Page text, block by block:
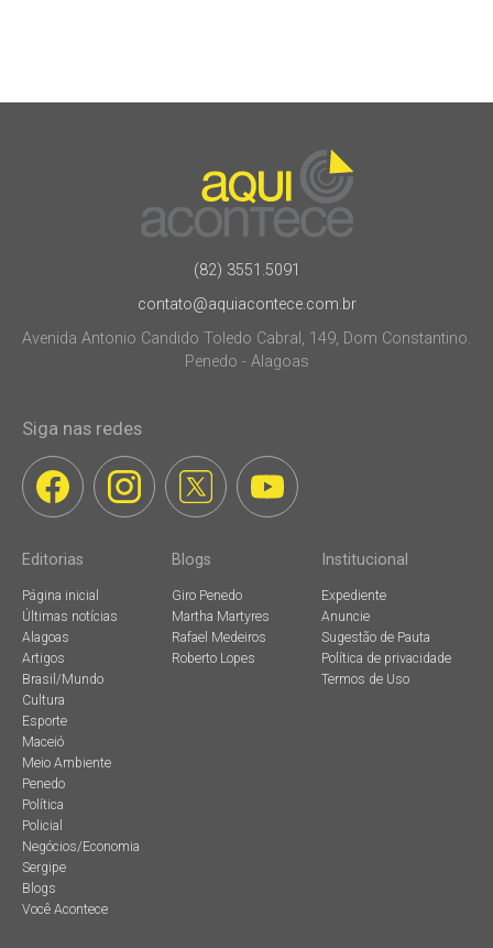
(82) 3551.5091
contato@aquiacontece.com.br
Avenida Antonio Candido Toledo Cabral, 149, Dom Constantino.
Penedo - Alagoas
Siga nas redes
Editorias
Página inicial
Últimas notícias
Alagoas
Artigos
Brasil/Mundo
Cultura
Esporte
Maceió
Meio Ambiente
Penedo
Política
Policial
Negócios/Economia
Sergipe
Blogs
Você Acontece
Blogs
Giro Penedo
Martha Martyres
Rafael Medeiros
Roberto Lopes
Institucional
Expediente
Anuncie
Sugestão de Pauta
Política de privacidade
Termos de Uso